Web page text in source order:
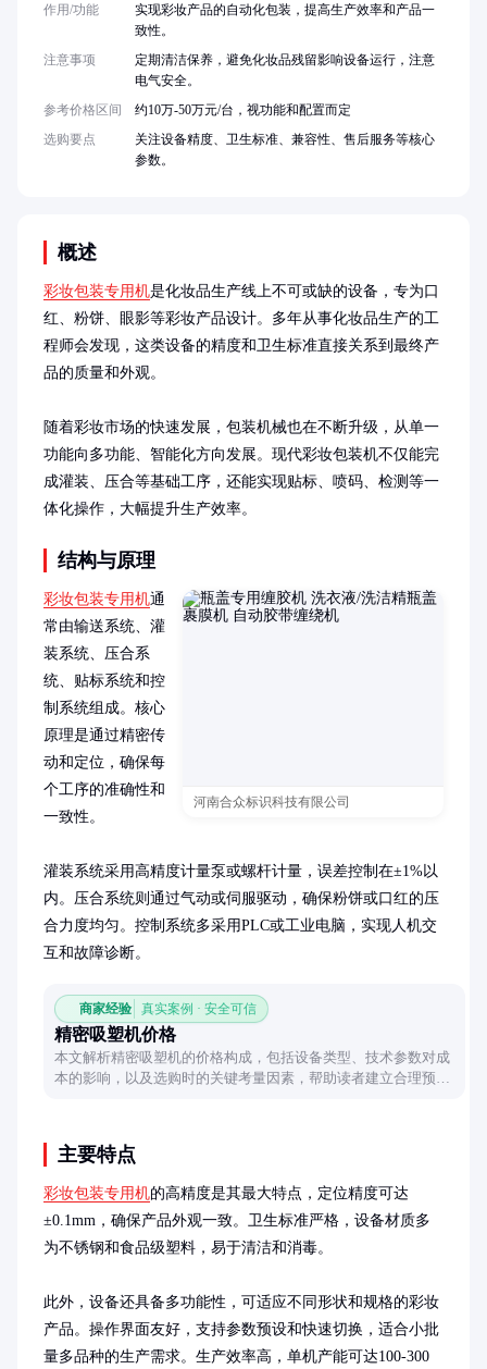
概述
彩妆包装专用机是化妆品生产线上不可或缺的设备，专为口
红、粉饼、眼影等彩妆产品设计。多年从事化妆品生产的工
程师会发现，这类设备的精度和卫生标准直接关系到最终产
品的质量和外观。
随着彩妆市场的快速发展，包装机械也在不断升级，从单一
功能向多功能、智能化方向发展。现代彩妆包装机不仅能完
成灌装、压合等基础工序，还能实现贴标、喷码、检测等一
体化操作，大幅提升生产效率。
结构与原理
河南合众标识科技有限公司
彩妆包装专用机通
常由输送系统、灌
装系统、压合系
统、贴标系统和控
制系统组成。核心
原理是通过精密传
动和定位，确保每
个工序的准确性和
一致性。
灌装系统采用高精度计量泵或螺杆计量，误差控制在±1%以
内。压合系统则通过气动或伺服驱动，确保粉饼或口红的压
合力度均匀。控制系统多采用PLC或工业电脑，实现人机交
互和故障诊断。
商家经验 真实案例 · 安全可信
精密吸塑机价格
本文解析精密吸塑机的价格构成，包括设备类型、技术参数对成
本的影响，以及选购时的关键考量因素，帮助读者建立合理预算
主要特点
彩妆包装专用机的高精度是其最大特点，定位精度可达
±0.1mm，确保产品外观一致。卫生标准严格，设备材质多
为不锈钢和食品级塑料，易于清洁和消毒。
此外，设备还具备多功能性，可适应不同形状和规格的彩妆
产品。操作界面友好，支持参数预设和快速切换，适合小批
量多品种的生产需求。生产效率高，单机产能可达100-300
作用/功能
实现彩妆产品的自动化包装，提高生产效率和产品一
致性。
注意事项
定期清洁保养，避免化妆品残留影响设备运行，注意
电气安全。
参考价格区间
约10万-50万元/台，视功能和配置而定
选购要点
关注设备精度、卫生标准、兼容性、售后服务等核心
参数。